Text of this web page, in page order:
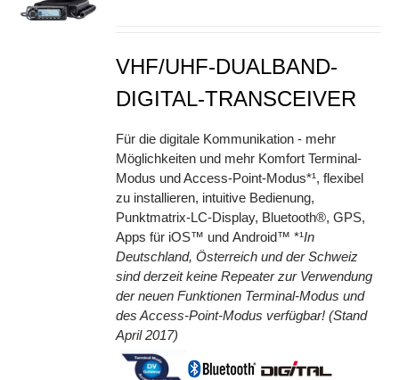
VHF/UHF-DUALBAND-
DIGITAL-TRANSCEIVER
Für die digitale Kommunikation - mehr
Möglichkeiten und mehr Komfort Terminal-
Modus und Access-Point-Modus*¹, flexibel
zu installieren, intuitive Bedienung,
Punktmatrix-LC-Display, Bluetooth®, GPS,
Apps für iOS™ und Android™ *¹In
Deutschland, Österreich und der Schweiz
sind derzeit keine Repeater zur Verwendung
der neuen Funktionen Terminal-Modus und
des Access-Point-Modus verfügbar! (Stand
April 2017)